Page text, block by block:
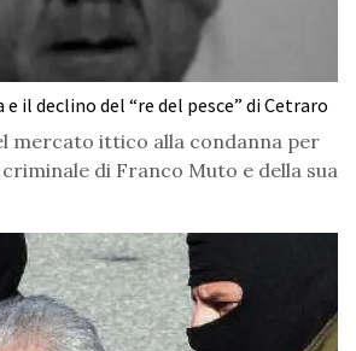
e il declino del “re del pesce” di Cetraro
mercato ittico alla condanna per
di Franco Muto e della sua